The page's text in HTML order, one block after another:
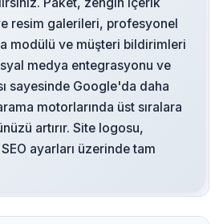
resim galerileri, profesyonel
modülü ve müşteri bildirimleri
medya entegrasyonu ve
sayesinde Google'da daha
motorlarında üst sıralara
artırır. Site logosu,
ayarları üzerinde tam